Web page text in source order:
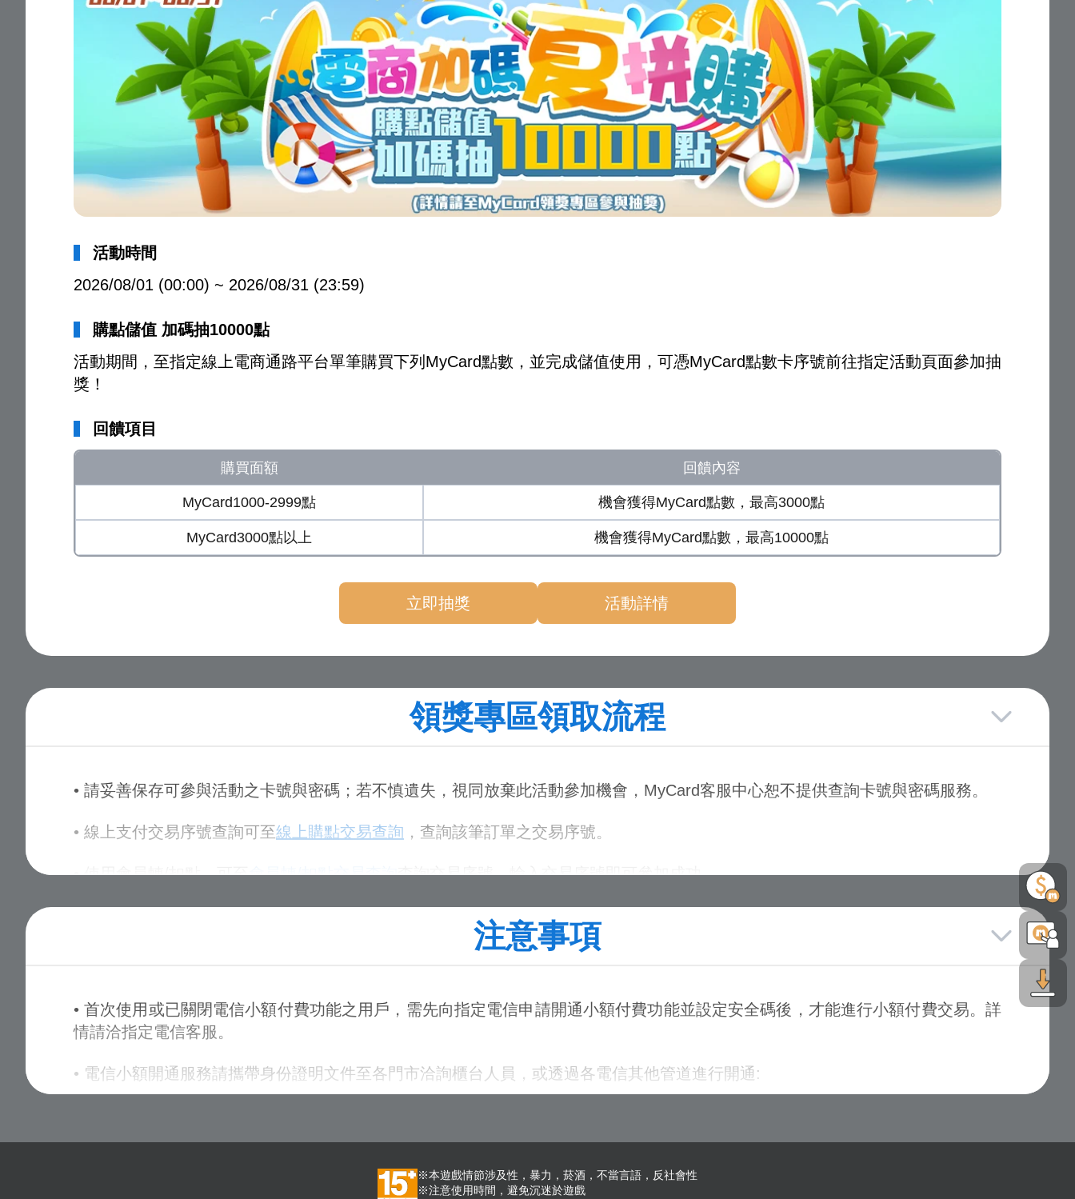
活動時間
2026/08/01 (00:00) ~ 2026/08/31 (23:59)
購點儲值 加碼抽10000點
活動期間，至指定線上電商通路平台單筆購買下列MyCard點數，並完成儲值使用，可憑MyCard點數卡序號前往指定活動頁面參加抽
獎！
回饋項目
購買面額 回饋內容
MyCard1000-2999點 機會獲得MyCard點數，最高3000點
MyCard3000點以上 機會獲得MyCard點數，最高10000點
立即抽獎 活動詳情
領獎專區領取流程
• 請妥善保存可參與活動之卡號與密碼；若不慎遺失，視同放棄此活動參加機會，MyCard客服中心恕不提供查詢卡號與密碼服務。
• 線上支付交易序號查詢可至線上購點交易查詢 ，查詢該筆訂單之交易序號。
• 使用會員轉/扣點，可至會員轉/扣點交易查詢查詢交易序號，輸入交易序號即可參加成功。
• 本活動贈送之【虛寶序號】將直接顯示在活動網頁，請務必留意之。若需查詢可至
注意事項
• 首次使用或已關閉電信小額付費功能之用戶，需先向指定電信申請開通小額付費功能並設定安全碼後，才能進行小額付費交易。詳
情請洽指定電信客服。
• 電信小額開通服務請攜帶身份證明文件至各門市洽詢櫃台人員，或透過各電信其他管道進行開通:
※本遊戲情節涉及性，暴力，菸酒，不當言語，反社會性
※注意使用時間，避免沉迷於遊戲